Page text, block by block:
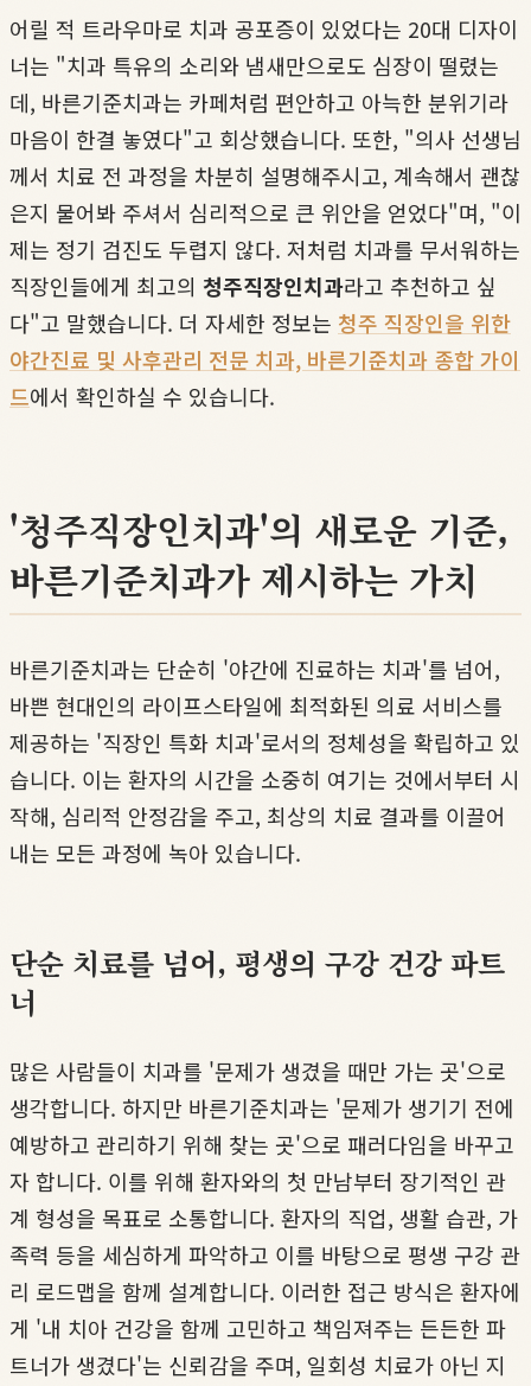
어릴 적 트라우마로 치과 공포증이 있었다는 20대 디자이
너는 "치과 특유의 소리와 냄새만으로도 심장이 떨렸는
데, 바른기준치과는 카페처럼 편안하고 아늑한 분위기라
마음이 한결 놓였다"고 회상했습니다. 또한, "의사 선생님
께서 치료 전 과정을 차분히 설명해주시고, 계속해서 괜찮
은지 물어봐 주셔서 심리적으로 큰 위안을 얻었다"며, "이
제는 정기 검진도 두렵지 않다. 저처럼 치과를 무서워하는
직장인들에게 최고의 청주직장인치과라고 추천하고 싶
다"고 말했습니다. 더 자세한 정보는 청주 직장인을 위한
야간진료 및 사후관리 전문 치과, 바른기준치과 종합 가이
드에서 확인하실 수 있습니다.
'청주직장인치과'의 새로운 기준,
바른기준치과가 제시하는 가치
바른기준치과는 단순히 '야간에 진료하는 치과'를 넘어,
바쁜 현대인의 라이프스타일에 최적화된 의료 서비스를
제공하는 '직장인 특화 치과'로서의 정체성을 확립하고 있
습니다. 이는 환자의 시간을 소중히 여기는 것에서부터 시
작해, 심리적 안정감을 주고, 최상의 치료 결과를 이끌어
내는 모든 과정에 녹아 있습니다.
단순 치료를 넘어, 평생의 구강 건강 파트
너
많은 사람들이 치과를 '문제가 생겼을 때만 가는 곳'으로
생각합니다. 하지만 바른기준치과는 '문제가 생기기 전에
예방하고 관리하기 위해 찾는 곳'으로 패러다임을 바꾸고
자 합니다. 이를 위해 환자와의 첫 만남부터 장기적인 관
계 형성을 목표로 소통합니다. 환자의 직업, 생활 습관, 가
족력 등을 세심하게 파악하고 이를 바탕으로 평생 구강 관
리 로드맵을 함께 설계합니다. 이러한 접근 방식은 환자에
게 '내 치아 건강을 함께 고민하고 책임져주는 든든한 파
트너가 생겼다'는 신뢰감을 주며, 일회성 치료가 아닌 지